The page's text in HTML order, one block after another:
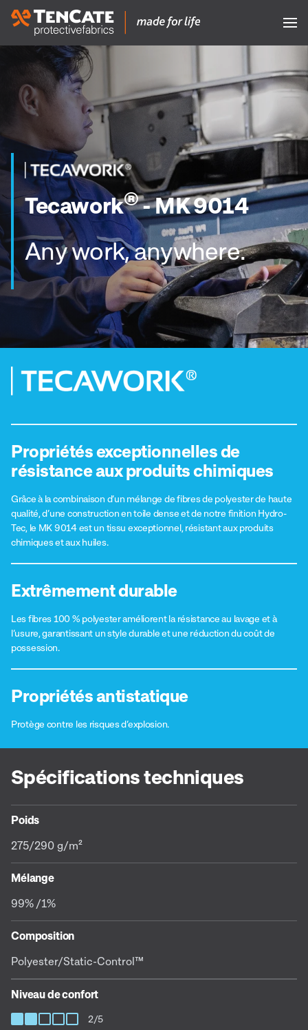
Tecawork®- MK 9014
Any work, anywhere.
Propriétés exceptionnelles de
résistance aux produits chimiques
Grâce à la combinaison d’un mélange de fibres de polyester de haute
qualité, d’une construction en toile dense et de notre finition Hydro-
Tec, le MK 9014 est un tissu exceptionnel, résistant aux produits
chimiques et aux huiles.
Extrêmement durable
Les fibres 100 % polyester améliorent la résistance au lavage et à
l’usure, garantissant un style durable et une réduction du coût de
possession.
Propriétés antistatique
Protège contre les risques d’explosion.
Spécifications techniques
Poids
275/290 g/m²
Mélange
99% /1%
Composition
Polyester/Static-Control™
Niveau de confort
2/5